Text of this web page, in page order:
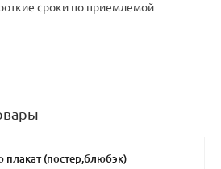
сроки по приемлемой
плакат (постер,блюбэк)